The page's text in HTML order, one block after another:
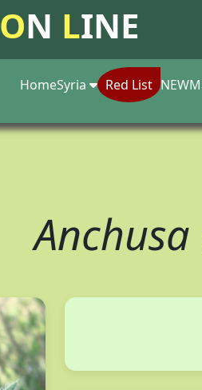
ON LINE
HomeSyria Red List NEW